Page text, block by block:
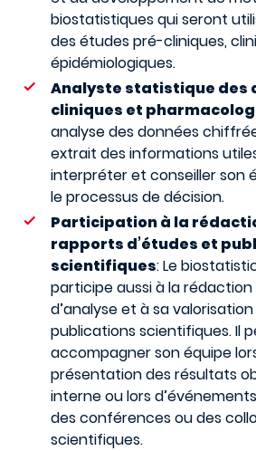
biostatistiques qui seront
des études pré-cliniques,
épidémiologiques.
Analyste statistique des
cliniques et
analyse des données
extrait des informations
interpréter et conseiller son
le processus de décision.
Participation à la
rapports d’études et
scientifiques: Le
participe aussi à la
d’analyse et à sa
publications scientifiques. Il
accompagner son équipe
présentation des résultats
interne ou lors
des conférences ou des
scientifiques.